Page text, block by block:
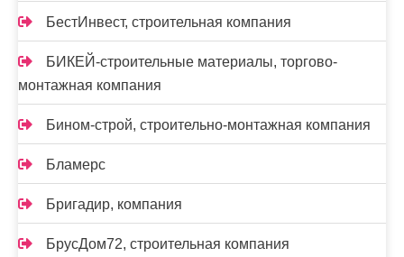
БестИнвест, строительная компания
БИКЕЙ-строительные материалы, торгово-
монтажная компания
Бином-строй, строительно-монтажная компания
Бламерс
Бригадир, компания
БрусДом72, строительная компания